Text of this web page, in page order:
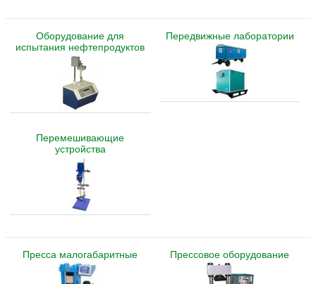
Оборудование для
испытания нефтепродуктов
Передвижные лаборатории
Перемешивающие
устройства
Пресса малогабаритные Прессовое оборудование